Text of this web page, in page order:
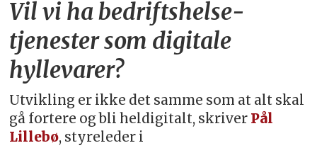
Vil vi ha bedriftshelse­
tjenester som digitale
hyllevarer?
Utvikling er ikke det samme som at alt skal
gå fortere og bli heldigitalt, skriver Pål
Lillebø, styreleder i